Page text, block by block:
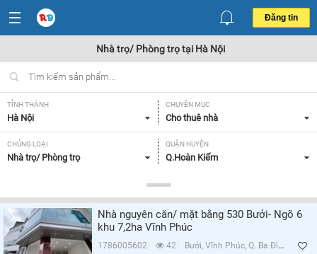
Đăng tin
Nhà trọ/ Phòng trọ tại Hà Nội
TỈNH THÀNH
Hà Nội
CHUYÊN MỤC
Cho thuê nhà
CHỦNG LOẠI
Nhà trọ/ Phòng trọ
QUẬN HUYỆN
Q.Hoàn Kiếm
Tất cả
TIỆN ÍCH
Tất cả
Nhà nguyên căn/ mặt bằng 530 Bưởi- Ngõ 6
khu 7,2ha Vĩnh Phúc
1786005602 42 Bưởi, Vĩnh Phúc, Q. Ba Đình, Hà Nội